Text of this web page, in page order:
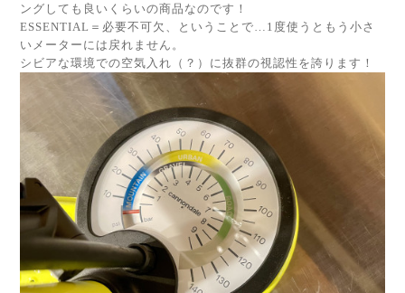
ングしても良いくらいの商品なのです！
ESSENTIAL＝必要不可欠、ということで…1度使うともう小さ
いメーターには戻れません。
シビアな環境での空気入れ（？）に抜群の視認性を誇ります！